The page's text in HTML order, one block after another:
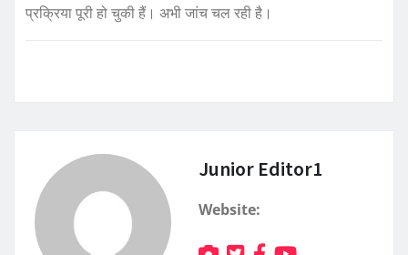
प्रक्रिया पूरी हो चुकी हैं। अभी जांच चल रही है।
Junior Editor1
Website: